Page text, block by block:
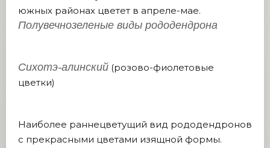
южных районах цветет в апреле-мае.
Полувечнозеленые виды рододендрона
Сихотэ-алинский (розово-фиолетовые
цветки)
Наиболее раннецветущий вид рододендронов
с прекрасными цветами изящной формы.